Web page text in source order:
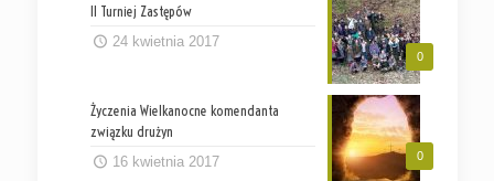
0
II Turniej Zastępów
24 kwietnia 2017
0
Życzenia Wielkanocne komendanta
związku drużyn
16 kwietnia 2017